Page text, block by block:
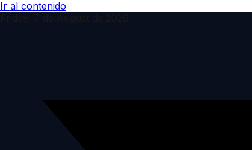
Ir al contenido